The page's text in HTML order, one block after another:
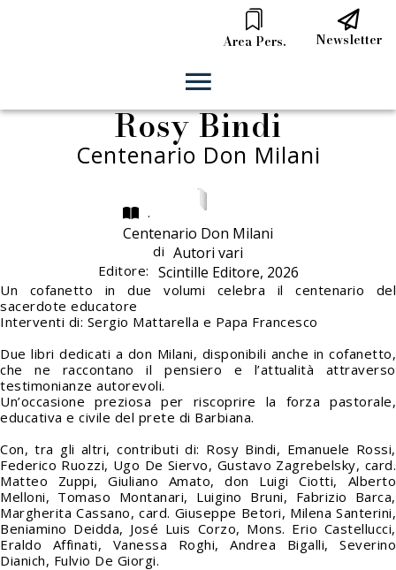
Area Pers. Newsletter
Rosy Bindi
Centenario Don Milani
.
Centenario Don Milani
di Autori vari
Editore: Scintille Editore, 2026
Un cofanetto in due volumi celebra il centenario del
sacerdote educatore
Interventi di: Sergio Mattarella e Papa Francesco
Due libri dedicati a don Milani, disponibili anche in cofanetto,
che ne raccontano il pensiero e l’attualità attraverso
testimonianze autorevoli.
Un’occasione preziosa per riscoprire la forza pastorale,
educativa e civile del prete di Barbiana.
Con, tra gli altri, contributi di: Rosy Bindi, Emanuele Rossi,
Federico Ruozzi, Ugo De Siervo, Gustavo Zagrebelsky, card.
Matteo Zuppi, Giuliano Amato, don Luigi Ciotti, Alberto
Melloni, Tomaso Montanari, Luigino Bruni, Fabrizio Barca,
Margherita Cassano, card. Giuseppe Betori, Milena Santerini,
Beniamino Deidda, José Luis Corzo, Mons. Erio Castellucci,
Eraldo Affinati, Vanessa Roghi, Andrea Bigalli, Severino
Dianich, Fulvio De Giorgi.